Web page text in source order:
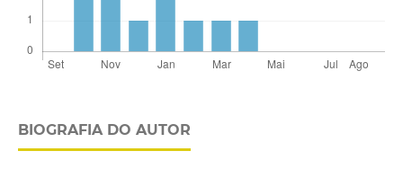
BIOGRAFIA DO AUTOR